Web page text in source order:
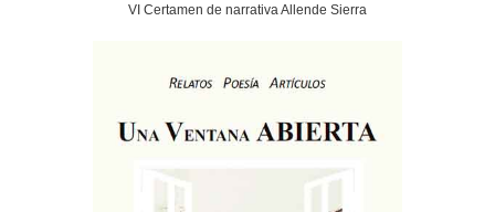
VI Certamen de narrativa Allende Sierra